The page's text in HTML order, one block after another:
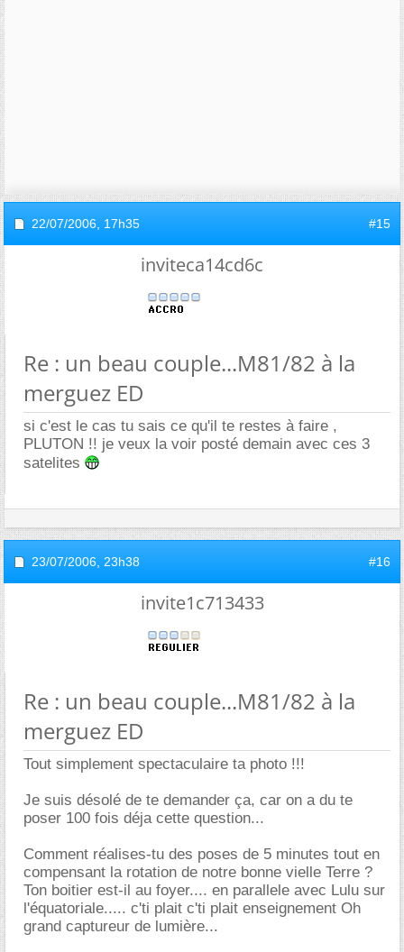
22/07/2006, 17h35 #15
inviteca14cd6c
Re : un beau couple...M81/82 à la
merguez ED
si c'est le cas tu sais ce qu'il te restes à faire ,
PLUTON !! je veux la voir posté demain avec ces 3
satelites
23/07/2006, 23h38 #16
invite1c713433
Re : un beau couple...M81/82 à la
merguez ED
Tout simplement spectaculaire ta photo !!!
Je suis désolé de te demander ça, car on a du te
poser 100 fois déja cette question...
Comment réalises-tu des poses de 5 minutes tout en
compensant la rotation de notre bonne vielle Terre ?
Ton boitier est-il au foyer.... en parallele avec Lulu sur
l'équatoriale..... c'ti plait c'ti plait enseignement Oh
grand captureur de lumière...